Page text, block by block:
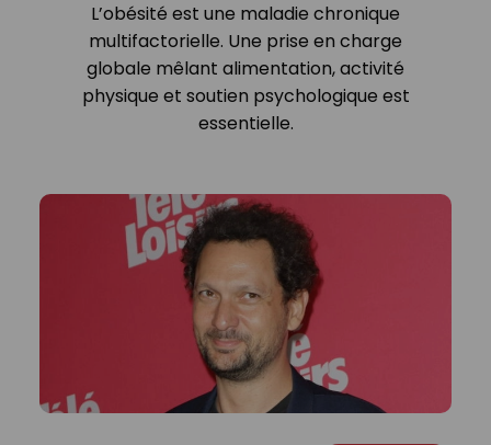
L’obésité est une maladie chronique
multifactorielle. Une prise en charge
globale mêlant alimentation, activité
physique et soutien psychologique est
essentielle.